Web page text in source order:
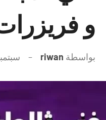
و
بواسطة riwan سبتمبر 28,